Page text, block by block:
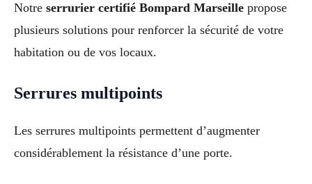
Notre serrurier certifié Bompard Marseille propose
plusieurs solutions pour renforcer la sécurité de votre
habitation ou de vos locaux.
Serrures multipoints
Les serrures multipoints permettent d’augmenter
considérablement la résistance d’une porte.